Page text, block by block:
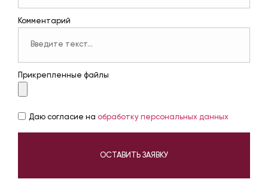
Комментарий
Прикрепленные файлы
Даю согласие на обработку персональных данных
ОСТАВИТЬ ЗАЯВКУ